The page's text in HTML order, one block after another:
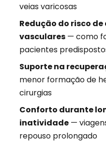
veias varicosas
Redução do risco
vasculares — como
pacientes
Suporte na
menor formação de
cirurgias
Conforto durante
inatividade —
repouso prolongado